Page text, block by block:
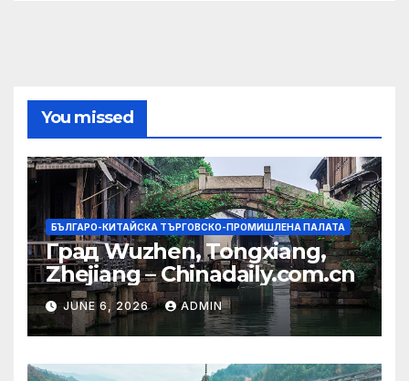
You missed
БЪЛГАРО-КИТАЙСКА ТЪРГОВСКО-ПРОМИШЛЕНА ПАЛАТА
Град Wuzhen, Tongxiang,
Zhejiang – Chinadaily.com.cn
JUNE 6, 2026 ADMIN